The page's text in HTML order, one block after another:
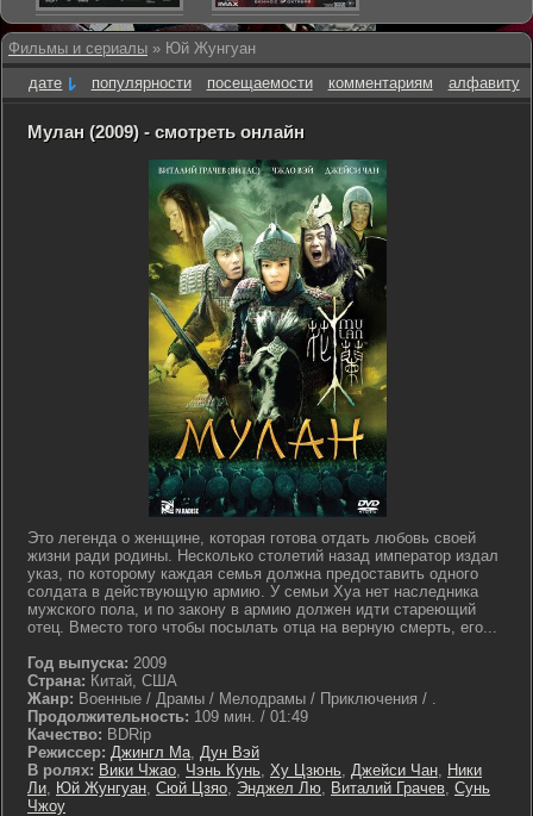
Фильмы и сериалы » Юй Жунгуан
дате
популярности посещаемости комментариям алфавиту
Мулан (2009) - смотреть онлайн
Это легенда о женщине, которая готова отдать любовь своей
жизни ради родины. Несколько столетий назад император издал
указ, по которому каждая семья должна предоставить одного
солдата в действующую армию. У семьи Хуа нет наследника
мужского пола, и по закону в армию должен идти стареющий
отец. Вместо того чтобы посылать отца на верную смерть, его...
Год выпуска: 2009
Страна: Китай, США
Жанр: Военные / Драмы / Мелодрамы / Приключения / .
Продолжительность: 109 мин. / 01:49
Качество: BDRip
Режиссер: Джингл Ма, Дун Вэй
В ролях: Вики Чжао, Чэнь Кунь, Ху Цзюнь, Джейси Чан, Ники
Ли, Юй Жунгуан, Сюй Цзяо, Энджел Лю, Виталий Грачев, Сунь
Чжоу